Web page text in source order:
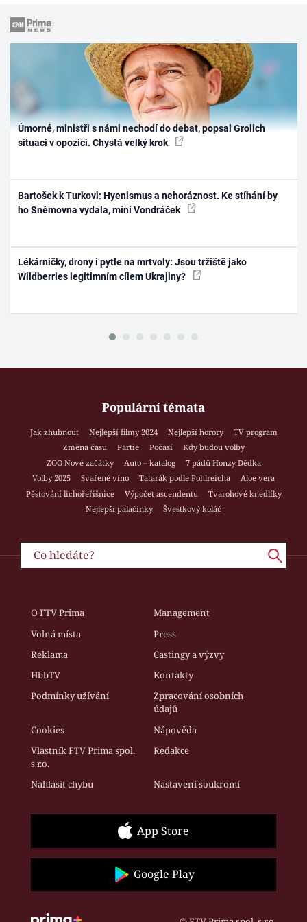
Úmorné, ministři s námi nechodí do debat, popsal Grolich
situaci v opozici. Chystá velký krok
Bartošek k Turkovi: Hyenismus a nehoráznost. Ke stíhání by
ho Sněmovna vydala, míní Vondráček
Lékárničky, drony i pytle na mrtvoly: Jsou tržiště jako
Wildberries legitimním cílem Ukrajiny?
Populární témata
Jak zhubnout Nejlepší filmy 2024 Nejlepší horory
TV program
Změna času
Partie Počasí
Kdy budou volby
ZOO Nové začátky
Auto – katalog
7 pádů Honzy Dědka
Volby 2025
Svařené víno Tatarák podle Pohlreicha
Aloe vera
Pěstování lichořeřišnice
Výpočet ascendentu
Tvarohové knedlíky
Nejlepší palačinky
Švestkový koláč
O FTV Prima
Management
Volná místa
Press
Reklama
Castingy a výzvy
HbbTV
Kontakty
Podmínky užívání
Zpracování osobních
údajů
Cookies
Nápověda
Vlastník FTV Prima spol.
s r.o.
Redakce
Nahlásit chybu Nastavení soukromí
App Store
Google Play